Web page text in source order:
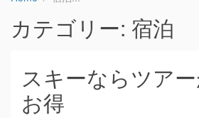
カテゴリー: 宿泊
スキーならツア
お得